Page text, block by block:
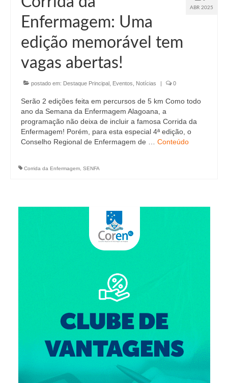
ABR 2025
Enfermagem: Uma
edição memorável tem
vagas abertas!
postado em: Destaque Principal Eventos Notícias | 0
Serão 2 edições feita em percursos de 5 km Como todo
ano da Semana da Enfermagem Alagoana, a
programação não deixa de incluir a famosa Corrida da
Enfermagem! Porém, para esta especial 4ª edição, o
Conselho Regional de Enfermagem de … Conteúdo
Corrida da Enfermagem SENFA